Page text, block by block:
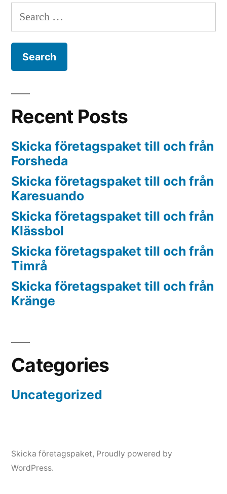
Search
for:
Recent Posts
Skicka företagspaket till och från
Forsheda
Skicka företagspaket till och från
Karesuando
Skicka företagspaket till och från
Klässbol
Skicka företagspaket till och från
Timrå
Skicka företagspaket till och från
Kränge
Categories
Uncategorized
Skicka företagspaket, Proudly powered by
WordPress.